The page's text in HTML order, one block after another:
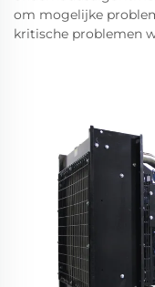
om mogelijke
kritische problemen